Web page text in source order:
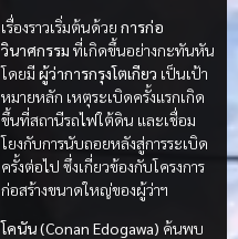
เรื่องราวเริ่มต้นด้วย การก่อ
วินาศกรรม ที่เกิดขึ้นอย่างกะทันหัน
โดยมี ผู้ว่าการกรุงโตเกียว เป็นเป้า
หมายหลัก เหตุระเบิดครั้งแรกเกิด
ขึ้นที่สถานีรถไฟใต้ดิน และเชื่อม
โยงกับการนับถอยหลังสู่การระเบิด
ครั้งต่อไป ซึ่งเกี่ยวข้องกับโครงการ
ก่อสร้างขนาดใหญ่ของผู้ว่าฯ
โคนัน (Conan Edogawa) ค้นพบ